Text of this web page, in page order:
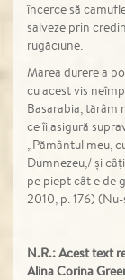
încerce să
salveze prin
rugăciune.
Marea durere a
cu acest vis
Basarabia, tărâm
ce îi asigură
„Pământul meu,
Dumnezeu,/ și
pe piept cât e de
2010, p. 176)
N.R.: Acest text
Alina Corina